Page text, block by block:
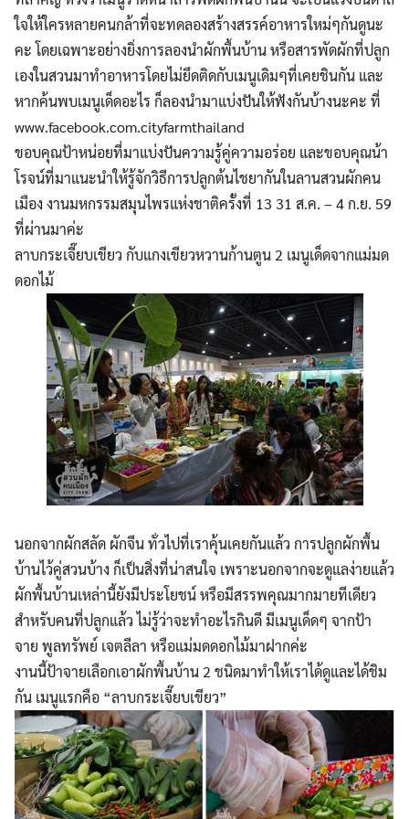
Search
for: Search
ใจให้ใครหลายคนกล้าที่จะทดลองสร้างสรรค์อาหารใหม่ๆกันดูนะ
คะ โดยเฉพาะอย่างยิ่งการลองนำผักพื้นบ้าน หรือสารพัดผักที่ปลูก
เองในสวนมาทำอาหารโดยไม่ยึดติดกับเมนูเดิมๆที่เคยชินกัน และ
หากค้นพบเมนูเด็ดอะไร ก็ลองนำมาแบ่งปันให้ฟังกันบ้างนะคะ ที่
www.facebook.com.cityfarmthailand
ขอบคุณป้าหน่อยที่มาแบ่งปันความรู้คู่ความอร่อย และขอบคุณน้า
โรจน์ที่มาแนะนำให้รู้จักวิธีการปลูกต้นไชยากันในลานสวนผักคน
เมือง งานมหกรรมสมุนไพรแห่งชาติครั้งที่ 13 31 ส.ค. – 4 ก.ย. 59
ที่ผ่านมาค่ะ
ลาบกระเจี๊ยบเขียว กับแกงเขียวหวานก้านตูน 2 เมนูเด็ดจากแม่มด
ดอกไม้
นอกจากผักสลัด ผักจีน ทั่วไปที่เราคุ้นเคยกันแล้ว การปลูกผักพื้น
บ้านไว้คู่สวนบ้าง ก็เป็นสิ่งที่น่าสนใจ เพราะนอกจากจะดูแลง่ายแล้ว
ผักพื้นบ้านเหล่านี้ยังมีประโยชน์ หรือมีสรรพคุณมากมายทีเดียว
สำหรับคนที่ปลูกแล้ว ไม่รู้ว่าจะทำอะไรกินดี มีเมนูเด็ดๆ จากป้า
จาย พูลทรัพย์ เจตลีลา หรือแม่มดดอกไม้มาฝากค่ะ
งานนี้ป้าจายเลือกเอาผักพื้นบ้าน 2 ชนิดมาทำให้เราได้ดูและได้ชิม
กัน เมนูแรกคือ “ลาบกระเจี๊ยบเขียว”